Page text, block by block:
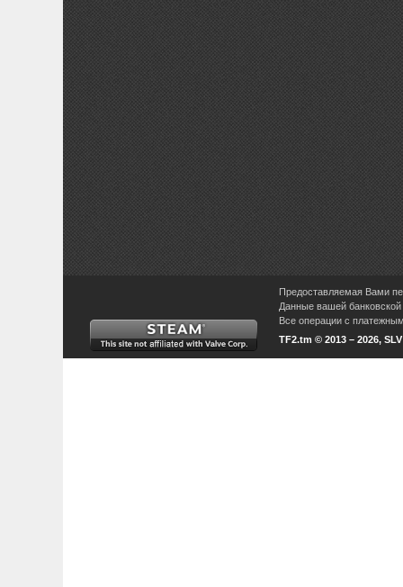
Предоставляемая Вами
Данные вашей
Все операции с
TF2.tm © 2013 – 2026,